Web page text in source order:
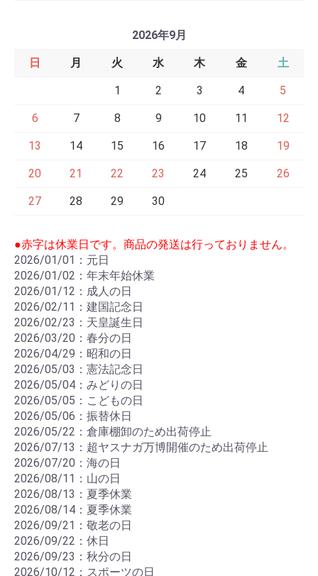
2026年9月
日 月 火 水 木 金 土
1 2 3 4 5
6 7 8 9 10 11 12
13 14 15 16 17 18 19
20 21 22 23 24 25 26
27 28 29 30
●赤字は休業日です。商品の発送は行っておりません。
2026/01/01：元日
2026/01/02：年末年始休業
2026/01/12：成人の日
2026/02/11：建国記念日
2026/02/23：天皇誕生日
2026/03/20：春分の日
2026/04/29：昭和の日
2026/05/03：憲法記念日
2026/05/04：みどりの日
2026/05/05：こどもの日
2026/05/06：振替休日
2026/05/22：倉庫棚卸のため出荷停止
2026/07/13：超ヤスナガ万博開催のため出荷停止
2026/07/20：海の日
2026/08/11：山の日
2026/08/13：夏季休業
2026/08/14：夏季休業
2026/09/21：敬老の日
2026/09/22：休日
2026/09/23：秋分の日
2026/10/12：スポーツの日